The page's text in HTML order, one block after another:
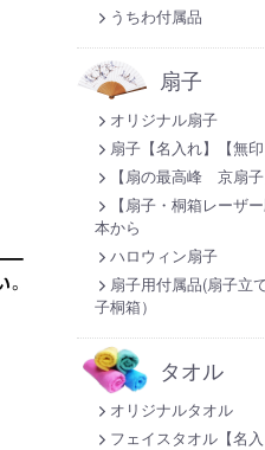
うちわ付属品
扇子
オリジナル扇子
扇子【名入れ】【無
【扇の最高峰 京扇
【扇子・桐箱レーザ
本から
ハロウィン扇子
扇子用付属品(扇子立
子桐箱）
タオル
オリジナルタオル
フェイスタオル【名入